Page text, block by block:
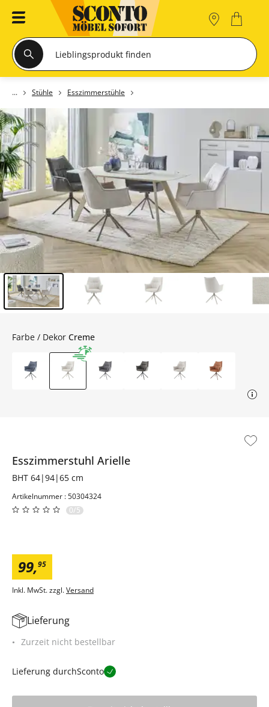
Stühle Esszimmerstühle
Esszimmerstuhl Arielle
BHT 64|94|65 cm
Artikelnummer : 50304324
0/5
99,95
Inkl. MwSt. zzgl.Versand
Farbe / Dekor Creme
Lieferung
Zurzeit nicht bestellbar
Lieferung durchSconto